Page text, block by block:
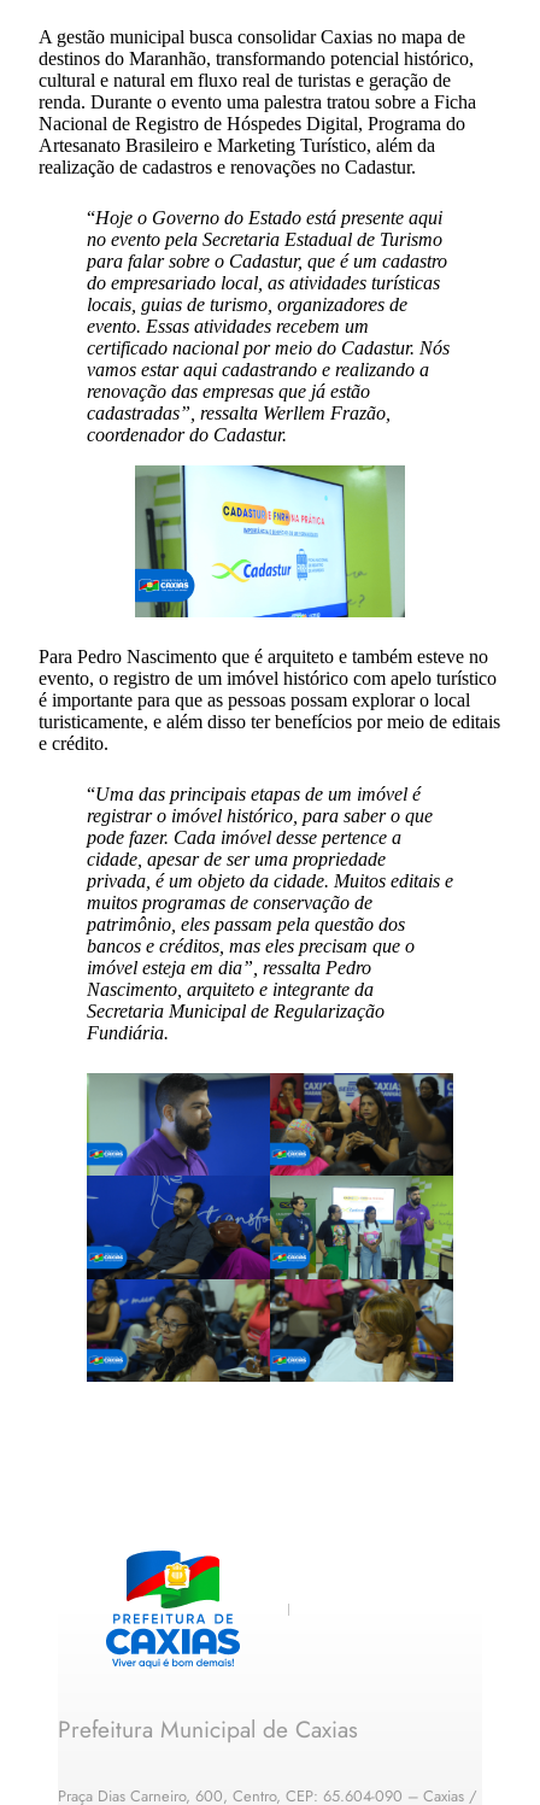
A gestão municipal busca consolidar Caxias no mapa de
destinos do Maranhão, transformando potencial histórico,
cultural e natural em fluxo real de turistas e geração de
renda. Durante o evento uma palestra tratou sobre a Ficha
Nacional de Registro de Hóspedes Digital, Programa do
Artesanato Brasileiro e Marketing Turístico, além da
realização de cadastros e renovações no Cadastur.
“Hoje o Governo do Estado está presente aqui
no evento pela Secretaria Estadual de Turismo
para falar sobre o Cadastur, que é um cadastro
do empresariado local, as atividades turísticas
locais, guias de turismo, organizadores de
evento. Essas atividades recebem um
certificado nacional por meio do Cadastur. Nós
vamos estar aqui cadastrando e realizando a
renovação das empresas que já estão
cadastradas”, ressalta Werllem Frazão,
coordenador do Cadastur.
Para Pedro Nascimento que é arquiteto e também esteve no
evento, o registro de um imóvel histórico com apelo turístico
é importante para que as pessoas possam explorar o local
turisticamente, e além disso ter benefícios por meio de editais
e crédito.
“Uma das principais etapas de um imóvel é
registrar o imóvel histórico, para saber o que
pode fazer. Cada imóvel desse pertence a
cidade, apesar de ser uma propriedade
privada, é um objeto da cidade. Muitos editais e
muitos programas de conservação de
patrimônio, eles passam pela questão dos
bancos e créditos, mas eles precisam que o
imóvel esteja em dia”, ressalta Pedro
Nascimento, arquiteto e integrante da
Secretaria Municipal de Regularização
Fundiária.
Prefeitura Municipal de Caxias
Praça Dias Carneiro, 600, Centro, CEP: 65.604-090 – Caxias /